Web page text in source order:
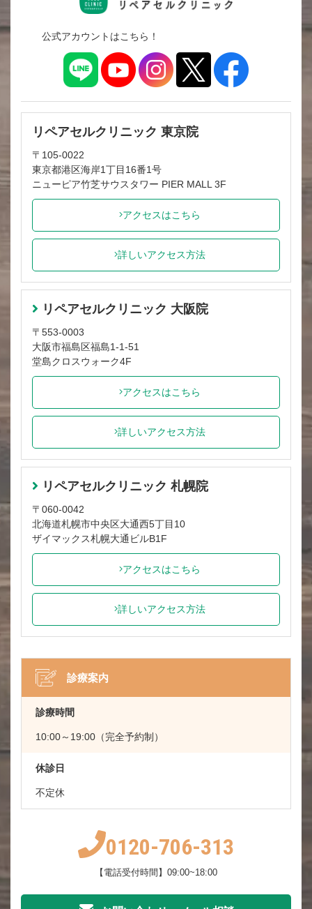
公式アカウントはこちら！
リペアセルクリニック 東京院
〒105-0022
東京都港区海岸1丁目16番1号
ニューピア竹芝サウスタワー PIER MALL 3F
アクセスはこちら
詳しいアクセス方法
リペアセルクリニック 大阪院
〒553-0003
大阪市福島区福島1-1-51
堂島クロスウォーク4F
アクセスはこちら
詳しいアクセス方法
リペアセルクリニック 札幌院
〒060-0042
北海道札幌市中央区大通西5丁目10
ザイマックス札幌大通ビルB1F
アクセスはこちら
詳しいアクセス方法
診療案内
診療時間
10:00～19:00（完全予約制）
休診日
不定休
0120-706-313
【電話受付時間】09:00~18:00